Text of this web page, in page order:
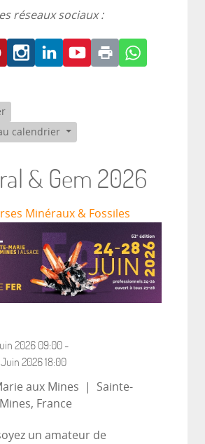
réseaux sociaux :
calendrier
& Gem 2026
Minéraux & Fossiles
202609:00 -
202618:00
aux Mines |
Sainte-
France
un amateur de